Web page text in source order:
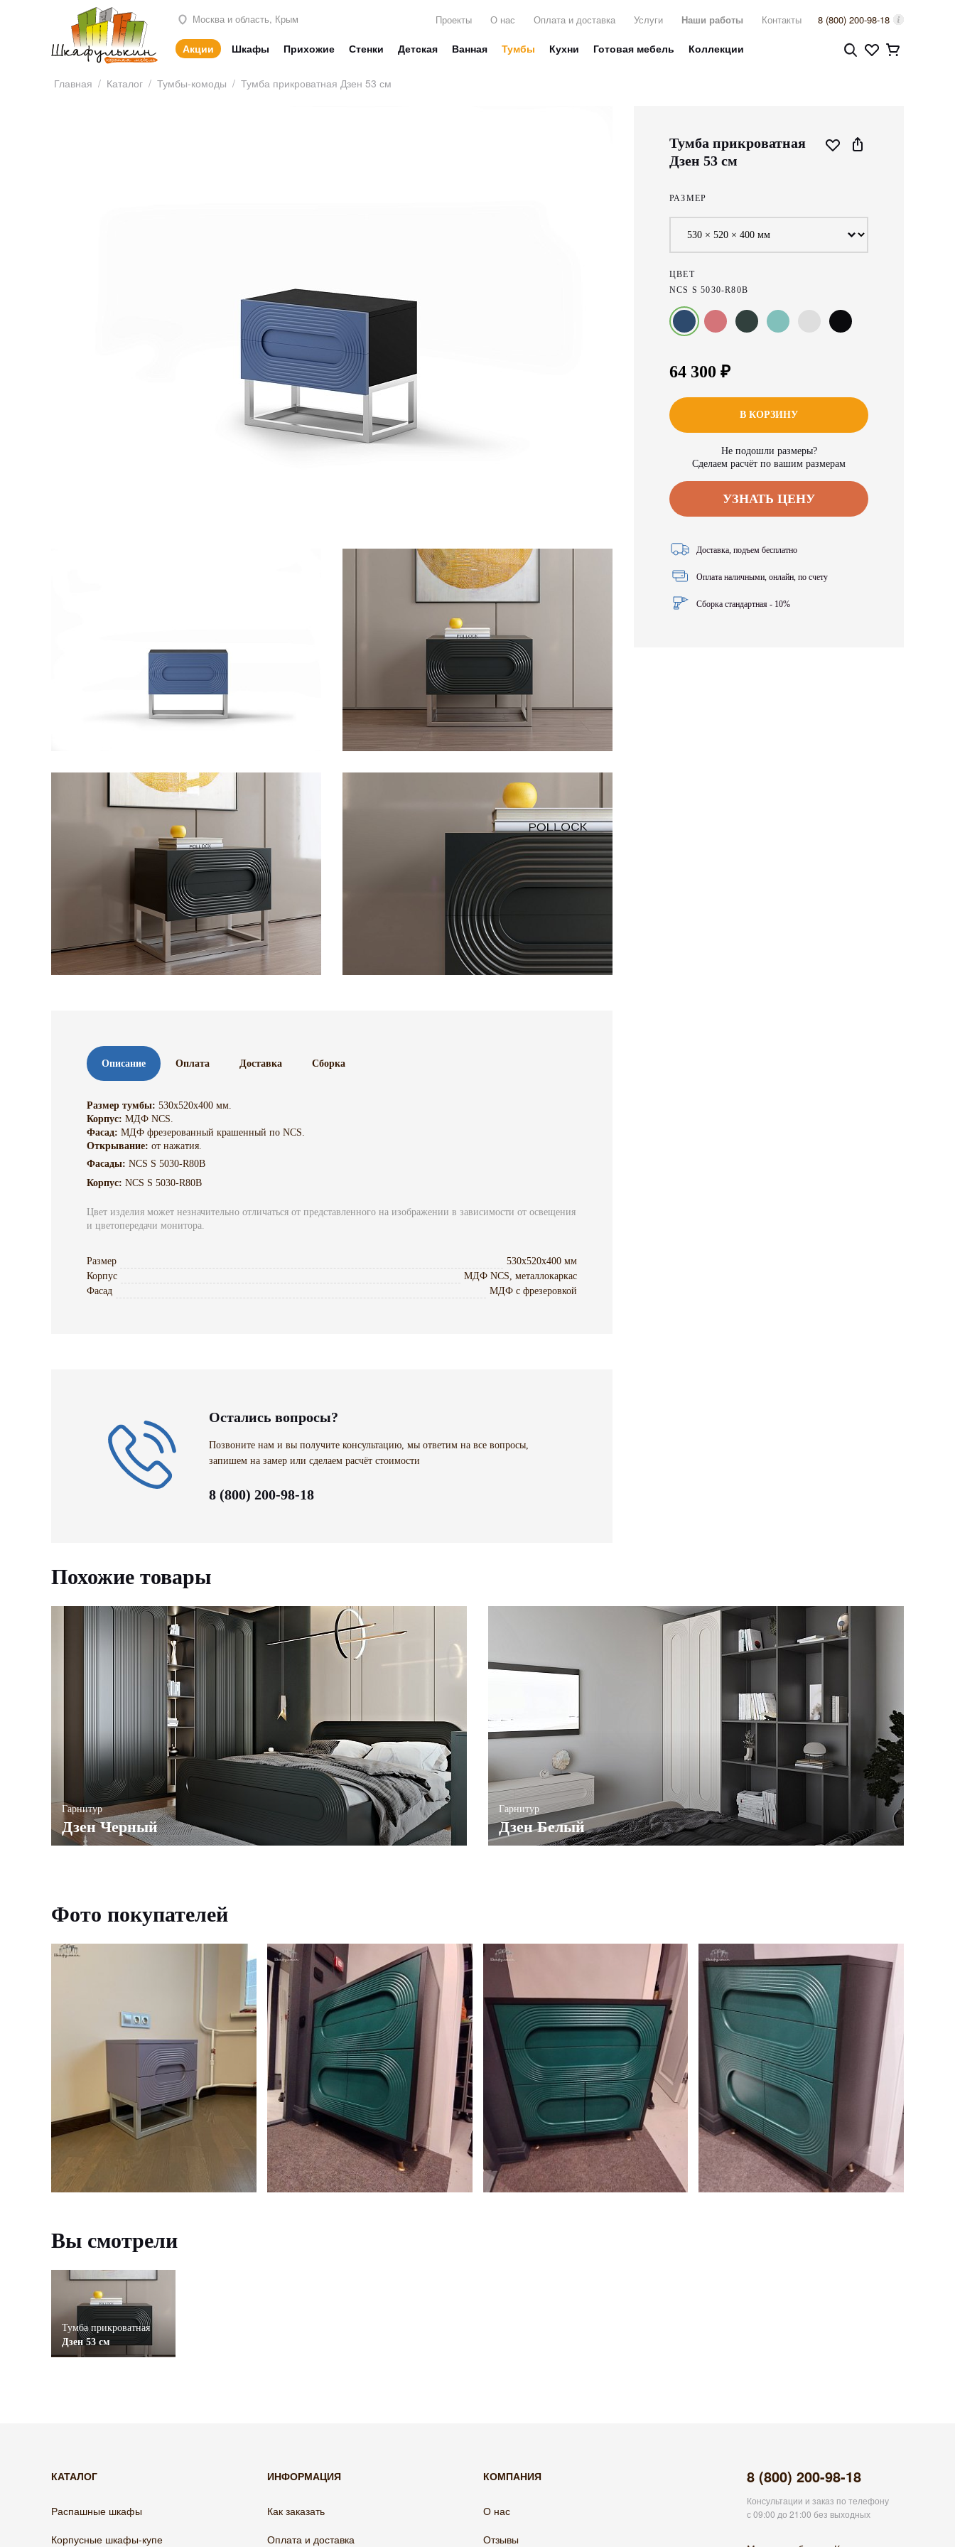
Москва и область, Крым Проекты О нас Оплата и доставка Услуги Наши работы Контакты 8 (800) 200-98-18
Акции Шкафы Прихожие Стенки Детская Ванная Тумбы Кухни Готовая мебель Коллекции
Главная / Каталог / Тумбы-комоды / Тумба прикроватная Дзен 53 см
Описание Оплата Доставка Сборка
Размер тумбы: 530x520x400 мм.
Корпус: МДФ NCS.
Фасад: МДФ фрезерованный крашенный по NCS.
Открывание: от нажатия.
Фасады: NCS S 5030-R80B
Корпус: NCS S 5030-R80B
Цвет изделия может незначительно отличаться от представленного на изображении в зависимости от освещения
и цветопередачи монитора.
Размер
530x520x400 мм
Корпус
МДФ NCS, металлокаркас
Фасад
МДФ с фрезеровкой
Остались вопросы?
Позвоните нам и вы получите консультацию, мы ответим на все вопросы,
запишем на замер или сделаем расчёт стоимости
8 (800) 200-98-18
Тумба прикроватная
Дзен 53 см
РАЗМЕР
ЦВЕТ
NCS S 5030-R80B
64 300 ₽
В КОРЗИНУ
Не подошли размеры?
Сделаем расчёт по вашим размерам
УЗНАТЬ ЦЕНУ
Доставка, подъем бесплатно
Оплата наличными, онлайн, по счету
Сборка стандартная - 10%
Похожие товары
Гарнитур
Дзен Черный
Гарнитур
Дзен Белый
Фото покупателей
Вы смотрели
Тумба прикроватная
Дзен 53 см
КАТАЛОГ
Распашные шкафы
Корпусные шкафы-купе
ИНФОРМАЦИЯ
Как заказать
Оплата и доставка
КОМПАНИЯ
О нас
Отзывы
8 (800) 200-98-18
Консультации и заказ по телефону
с 09:00 до 21:00 без выходных